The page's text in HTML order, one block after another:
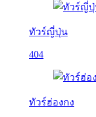
ทัวร์ญี่ปุ่น
404
ทัวร์ฮ่องกง